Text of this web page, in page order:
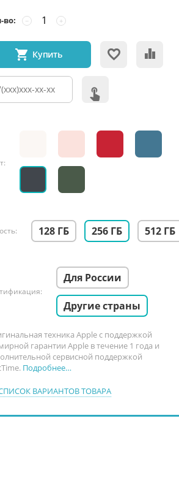
во: +
−
Купить
128 ГБ 256 ГБ 512 ГБ
Для России
Другие страны
техника Apple с поддержкой
гарантии Apple в течение 1 года и
сервисной поддержкой
Подробнее…
ВАРИАНТОВ ТОВАРА